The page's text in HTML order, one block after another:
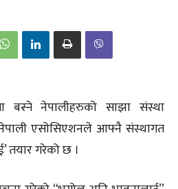
बस्ने नेपालीहरुको साझा संस्था
एसोसिएशनले आफ्नै संस्थागत
तयार गरेको छ ।